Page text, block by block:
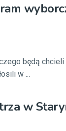
będą chcieli
w ...
w